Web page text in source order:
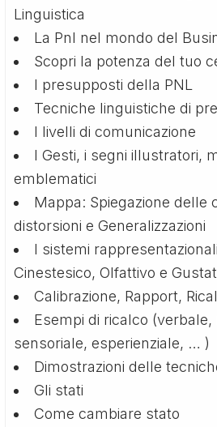
Linguistica
La Pnl nel mondo del
Scopri la potenza del tuo
I presupposti della PNL
Tecniche linguistiche di
I livelli di comunicazione
I Gesti, i segni illustratori,
emblematici
Mappa: Spiegazione delle
distorsioni e Generalizzazioni
I sistemi
Cinestesico, Olfattivo e
Calibrazione, Rapport,
Esempi di ricalco
sensoriale, esperienziale, … )
Dimostrazioni delle
Gli stati
Come cambiare stato